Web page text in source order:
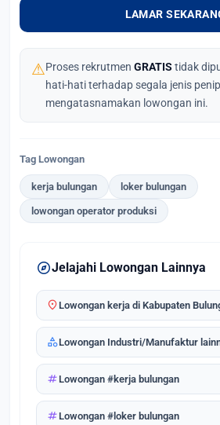
LAMAR
⚠Proses rekrutmen GRATIS tidak
hati-hati terhadap segala jenis
mengatasnamakan lowongan ini.
Tag Lowongan
kerja bulungan loker bulungan
lowongan operator produksi
exploreJelajahi Lowongan Lainnya
location_onLowongan kerja di Kabupaten
categoryLowongan Industri/Manufaktur
tagLowongan #kerja bulungan
tagLowongan #loker bulungan